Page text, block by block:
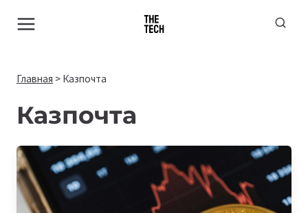
Главная > Казпочта
Казпочта